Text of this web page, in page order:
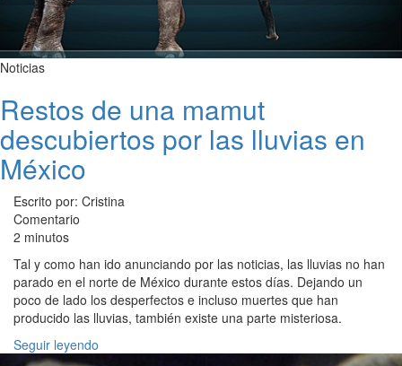
Noticias
Restos de una mamut
descubiertos por las lluvias en
México
Escrito por: Cristina
Comentario
2 minutos
Tal y como han ido anunciando por las noticias, las lluvias no han
parado en el norte de México durante estos días. Dejando un
poco de lado los desperfectos e incluso muertes que han
producido las lluvias, también existe una parte misteriosa.
Seguir leyendo